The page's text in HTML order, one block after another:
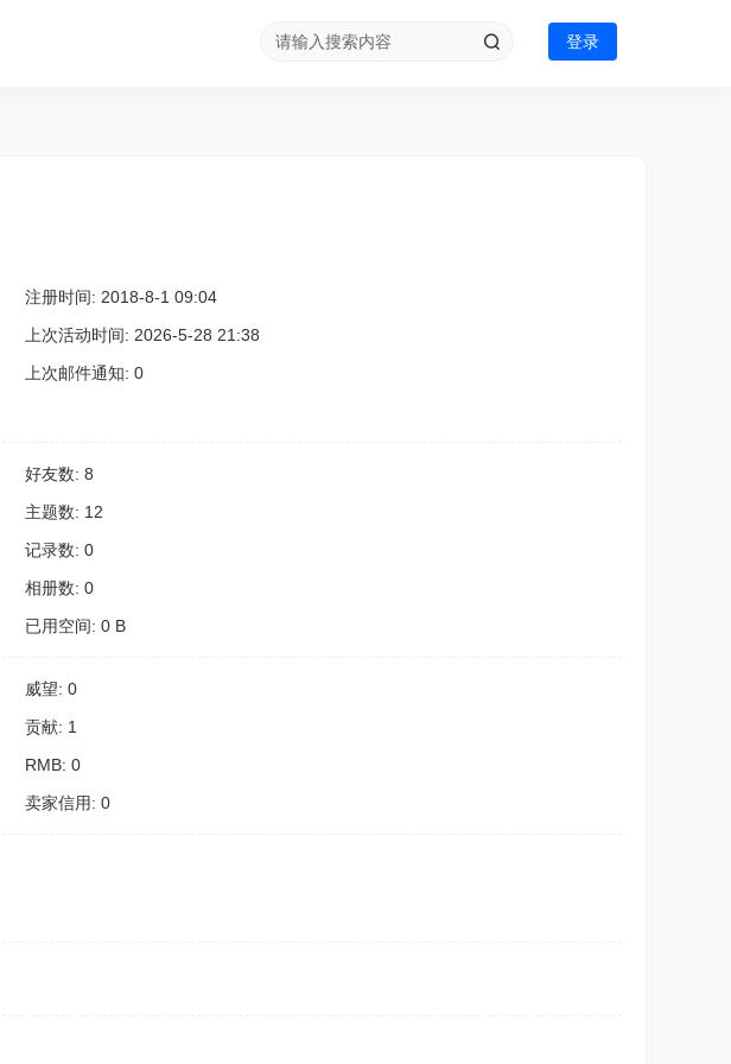
登录
注册时间: 2018-8-1 09:04
上次活动时间: 2026-5-28 21:38
上次邮件通知: 0
好友数: 8
主题数: 12
记录数: 0
相册数: 0
已用空间: 0 B
威望: 0
贡献: 1
RMB: 0
卖家信用: 0